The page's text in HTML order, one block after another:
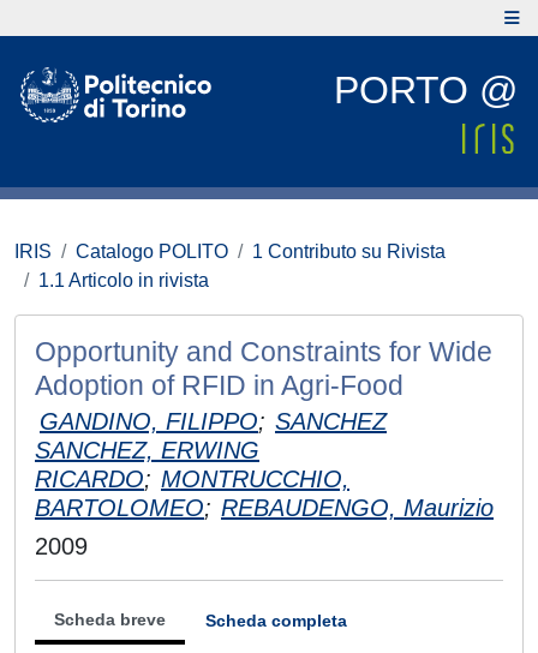
PORTO @
IRIS Catalogo POLITO
1 Contributo su Rivista
1.1 Articolo in rivista
Opportunity and Constraints for Wide
Adoption of RFID in Agri-Food
GANDINO, FILIPPO; SANCHEZ
SANCHEZ, ERWING
RICARDO; MONTRUCCHIO,
BARTOLOMEO; REBAUDENGO, Maurizio
2009
Scheda breve Scheda completa